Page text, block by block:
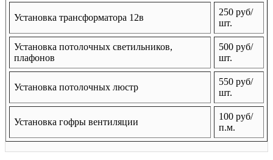
Установка трансформатора 12в
250 руб/
шт.
Установка потолочных светильников,
плафонов
500 руб/
шт.
Установка потолочных люстр
550 руб/
шт.
Установка гофры вентиляции
100 руб/
п.м.